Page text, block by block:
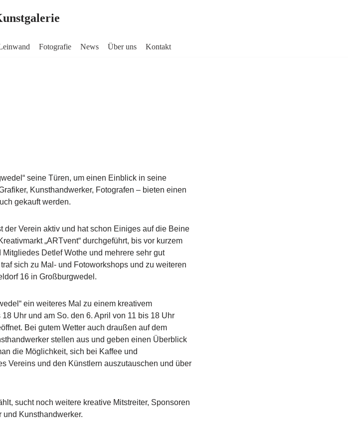
Fotografie News Über uns Kontakt
seine Türen, um einen Einblick in seine
Kunsthandwerker, Fotografen – bieten einen
gekauft werden.
der Verein aktiv und hat schon Einiges auf die Beine
„ARTvent“ durchgeführt, bis vor kurzem
Detlef Wothe und mehrere sehr gut
sich zu Mal- und Fotoworkshops und zu weiteren
16 in Großburgwedel.
ein weiteres Mal zu einem kreativem
Uhr und am So. den 6. April von 11 bis 18 Uhr
Bei gutem Wetter auch draußen auf dem
stellen aus und geben einen Überblick
die Möglichkeit, sich bei Kaffee und
Vereins und den Künstlern auszutauschen und über
sucht noch weitere kreative Mitstreiter, Sponsoren
und Kunsthandwerker.